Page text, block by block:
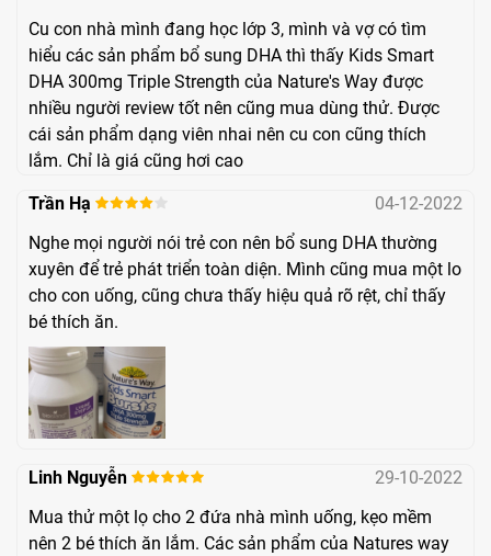
Cu con nhà mình đang học lớp 3, mình và vợ có tìm
hiểu các sản phẩm bổ sung DHA thì thấy Kids Smart
DHA 300mg Triple Strength của Nature's Way được
nhiều người review tốt nên cũng mua dùng thử. Được
cái sản phẩm dạng viên nhai nên cu con cũng thích
lắm. Chỉ là giá cũng hơi cao
Trần Hạ
04-12-2022
Nghe mọi người nói trẻ con nên bổ sung DHA thường
xuyên để trẻ phát triển toàn diện. Mình cũng mua một lo
cho con uống, cũng chưa thấy hiệu quả rõ rệt, chỉ thấy
bé thích ăn.
Linh Nguyễn
29-10-2022
Mua thử một lọ cho 2 đứa nhà mình uống, kẹo mềm
nên 2 bé thích ăn lắm. Các sản phẩm của Natures way